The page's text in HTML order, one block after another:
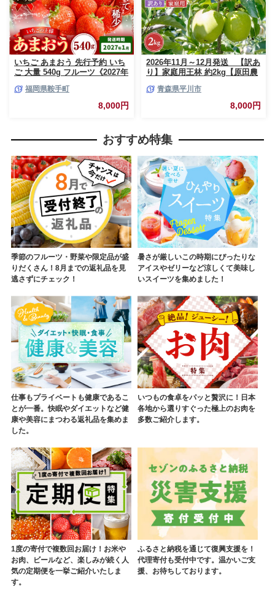
いちご あまおう 先行予約 いち
ご 大量 540g フルーツ《2027年
だもの 果物 福岡県 鞍手町【配
福岡県鞍手町
8,000円
2026年11月～12月発送 【訳あ
り】家庭用王林 約2kg【原田農
りんご リンゴ 林檎 くだもの 果
青森県平川市
8,000円
おすすめ特集
季節のフルーツ・野菜や限定品が盛
りだくさん！8月までの返礼品を見
逃さずにチェック！
暑さが厳しいこの時期にぴったりな
アイスやゼリーなど涼しくて美味し
いスイーツを集めました！
仕事もプライベートも健康であるこ
とが一番。快眠やダイエットなど健
康や美容にまつわる返礼品を集めま
した。
いつもの食卓をパッと贅沢に！日本
各地から選りすぐった極上のお肉を
多数ご紹介します。
1度の寄付で複数回お届け！お米や
お肉、ビールなど、楽しみが続く人
気の定期便を一挙ご紹介いたしま
す。
ふるさと納税を通じて復興支援を！
代理寄付も受付中です。温かいご支
援、お待ちしております。